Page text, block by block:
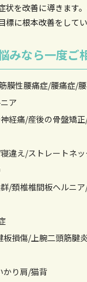
状を改善に導きます
に根本改善をしてい
みなら一度ご
膜性腰痛症/腰痛症/
ア
痛/産後の骨盤矯正
違え/ストレートネ
頚椎椎間板ヘルニア
損傷/上腕二頭筋腱
り肩/猫背